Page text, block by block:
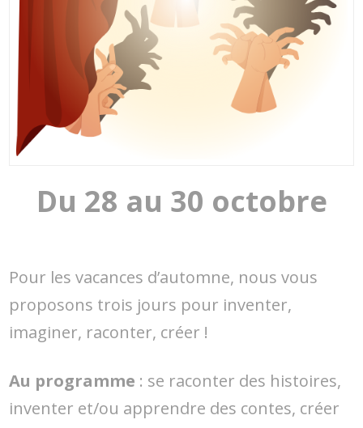
Du 28 au 30 octobre
Pour les vacances d’automne, nous vous
proposons trois jours pour inventer,
imaginer, raconter, créer !
Au programme : se raconter des histoires,
inventer et/ou apprendre des contes, créer